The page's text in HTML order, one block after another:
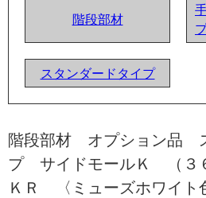
階段部材
スタンダードタイプ
階段部材 オプション品
プ サイドモールＫ （３
ＫＲ 〈ミューズホワイ